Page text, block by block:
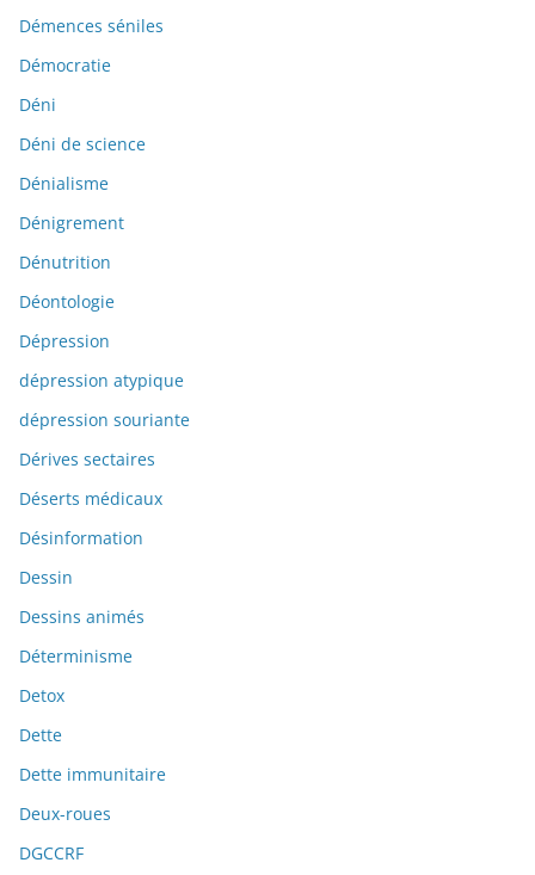
Démences séniles
Démocratie
Déni
Déni de science
Dénialisme
Dénigrement
Dénutrition
Déontologie
Dépression
dépression atypique
dépression souriante
Dérives sectaires
Déserts médicaux
Désinformation
Dessin
Dessins animés
Déterminisme
Detox
Dette
Dette immunitaire
Deux-roues
DGCCRF